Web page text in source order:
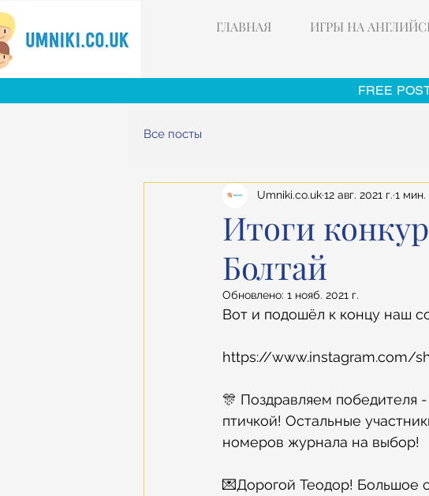
ГЛАВНАЯ ИГРЫ НА
FREE
Все посты
Итоги
Болтай
Umniki.co.uk12 авг. 2021 г. 1 мин.
Обновлено: 1 нояб. 2021 г.
Вот и подошёл к концу наш
https://www.instagram.com/
🎊 Поздравляем победителя
птичкой! Остальные
номеров журнала на выбор!
💌Дорогой Теодор! Большое